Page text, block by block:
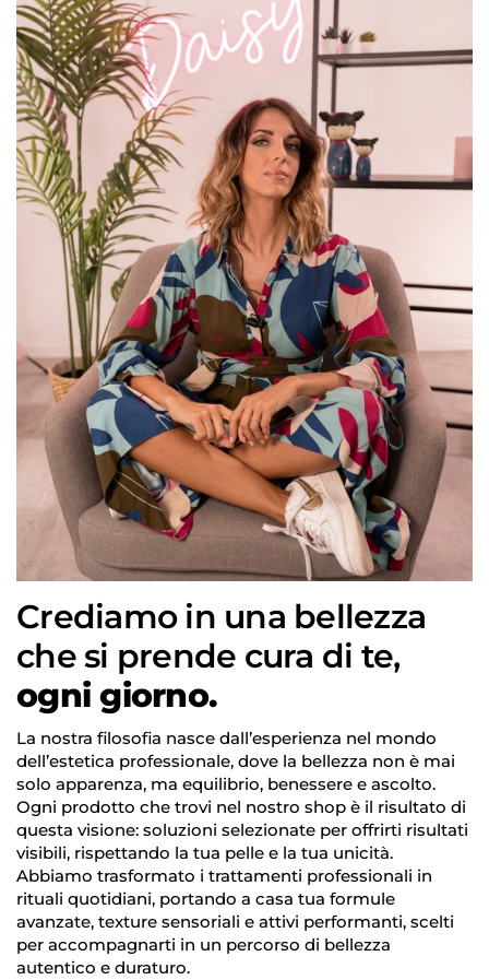
Crediamo in una bellezza
che si prende cura di te,
ogni giorno.
La nostra filosofia nasce dall’esperienza nel mondo
dell’estetica professionale, dove la bellezza non è mai
solo apparenza, ma equilibrio, benessere e ascolto.
Ogni prodotto che trovi nel nostro shop è il risultato di
questa visione: soluzioni selezionate per offrirti risultati
visibili, rispettando la tua pelle e la tua unicità.
Abbiamo trasformato i trattamenti professionali in
rituali quotidiani, portando a casa tua formule
avanzate, texture sensoriali e attivi performanti, scelti
per accompagnarti in un percorso di bellezza
autentico e duraturo.
Accesso richiesto
Accedi al tuo account per aggiungere prodotti
alla tua lista dei desideri e visualizzare gli articoli
salvati in precedenza.
Login